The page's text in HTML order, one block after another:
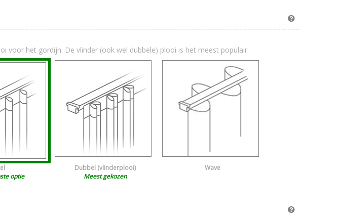
voor het gordijn. De vlinder (ook wel dubbele) plooi is het meest populair.
optie
Dubbel (vlinderplooi)
Meest gekozen
Wave